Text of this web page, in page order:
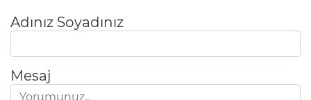
Adınız Soyadınız
Mesaj